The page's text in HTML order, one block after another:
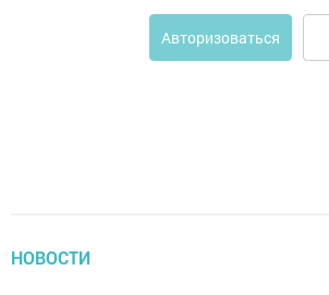
Авторизоваться
НОВОСТИ